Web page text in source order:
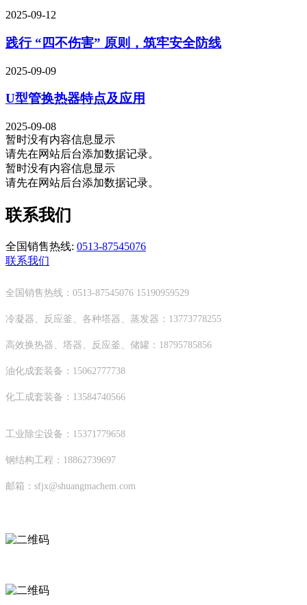
2025-09-12
践行 “四不伤害” 原则，筑牢安全防线
2025-09-09
U型管换热器特点及应用
2025-09-08
暂时没有内容信息显示
请先在网站后台添加数据记录。
暂时没有内容信息显示
请先在网站后台添加数据记录。
联系我们
全国销售热线: 0513-87545076
联系我们
全国销售热线：0513-87545076 15190959529
冷凝器、反应釜、各种塔器、蒸发器：13773778255
高效换热器、塔器、反应釜、储罐：18795785856
油化成套装备：15062777738
化工成套装备：13584740566
工业除尘设备：15371779658
钢结构工程：18862739697
邮箱：sfjx@shuangmachem.com